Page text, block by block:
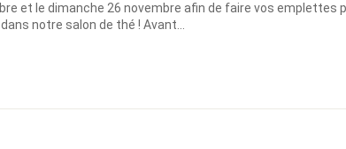
et le dimanche 26 novembre afin de faire vos emplettes
notre salon de thé ! Avant...